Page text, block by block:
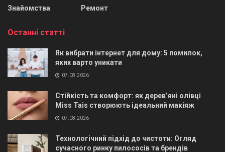
Знайомства
Ремонт
Останні статті
Як вибрати інтернет для дому: 5 помилок,
яких варто уникати
07.08.2026
Стійкість та комфорт: як дерев’яні олівці
Miss Tais створюють ідеальний макіяж
07.08.2026
Технологічний підхід до чистоти: Огляд
сучасного ринку пилососів та брендів